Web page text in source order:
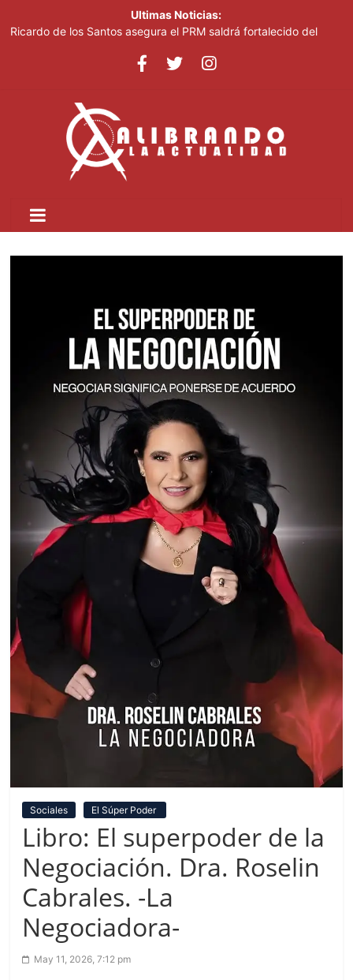
Ultimas Noticias:
Pronostican cielo soleado y temperaturas de hasta 35 °C este
viernes
proceso interno para escoger nuevas autoridades
Juan Luis Guerra destaca en la clausura de los Juegos
Centroamericanos
Thalia Terrero se reencuentra con el oro, ocho años después
Sociales El Súper Poder
Libro: El superpoder de la
Negociación. Dra. Roselin
Cabrales. -La
Negociadora-
May 11, 2026, 7:12 pm